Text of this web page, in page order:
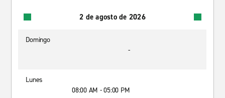
2 de agosto de 2026
Domingo
-
Lunes
08:00 AM - 05:00 PM